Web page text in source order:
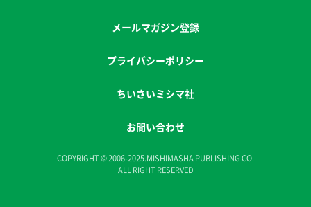
メールマガジン登録
プライバシーポリシー
ちいさいミシマ社
お問い合わせ
COPYRIGHT © 2006-2025.MISHIMASHA PUBLISHING CO.
ALL RIGHT RESERVED